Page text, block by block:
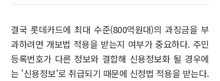
결국 롯데카드에 최대 수준(800억원대)의 과징금을 부
과하려면 개보법 적용을 받는지 여부가 중요하다. 주민
등록번호가 다른 정보와 결합해 신용정보화 될 경우에
는 '신용정보'로 취급되기 때문에 신정법 적용을 받는다.